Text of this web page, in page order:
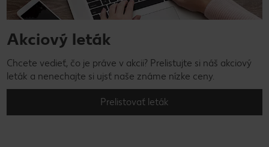
Akciový leták
Chcete vedieť, čo je práve v akcii? Prelistujte si náš akciový
leták a nenechajte si ujsť naše známe nízke ceny.
Prelistovať leták